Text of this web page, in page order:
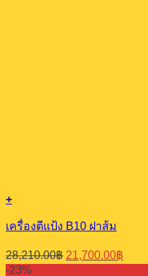
+
เครื่องตีแป้ง​ B10​ ฝาส้ม
28,210.00฿ Original
price
21,700.00฿
price
-23%